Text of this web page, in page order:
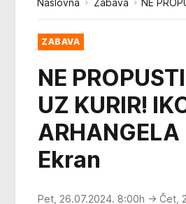
Naslovna Zabava NE
ZABAVA
NE
UZ KURIR!
Ekran
Pet, 26.07.2024. 8:00h → Čet,